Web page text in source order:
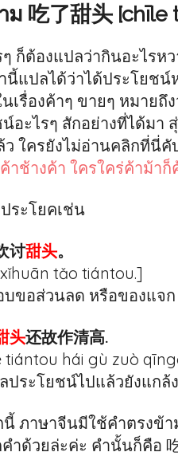
ม 吃了甜头 [chīle
ก็ต้องแปลว่ากินอะไรห
นี้แปลได้ว่าได้ประโยช
เรื่องค้าๆ ขายๆ หมาย
อะไรๆ สักอย่างที่ได้มา
ใครยังไม่อ่านคลิกที่นี่คั
าช้างค้า ใครใคร่ค้าม้า
ระโยคเช่น
讨甜头。
tǎo tiántou.]
ขอส่วนลด หรือของแจก
头还故作清高.
tiántou hái gù zuò
ประโยชน์ไปแล้วยังแก
ภาษาจีนมีใช้คำตรงข้
ำด้วยล่ะค่ะ คำนั้นก็คือ